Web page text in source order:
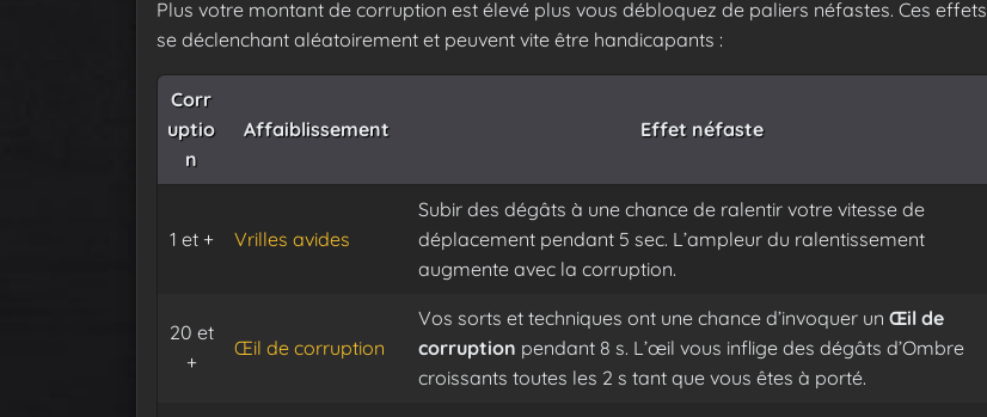
Plus votre montant de corruption est élevé plus vous débloquez de paliers néfastes. Ces effets
se déclenchant aléatoirement et peuvent vite être handicapants :
Corr
uptio
n
Affaiblissement Effet néfaste
1 et + Vrilles avides
Subir des dégâts à une chance de ralentir votre vitesse de
déplacement pendant 5 sec. L’ampleur du ralentissement
augmente avec la corruption.
20 et
+
Œil de corruption
Vos sorts et techniques ont une chance d’invoquer un Œil de
corruption pendant 8 s. L’œil vous inflige des dégâts d’Ombre
croissants toutes les 2 s tant que vous êtes à porté.